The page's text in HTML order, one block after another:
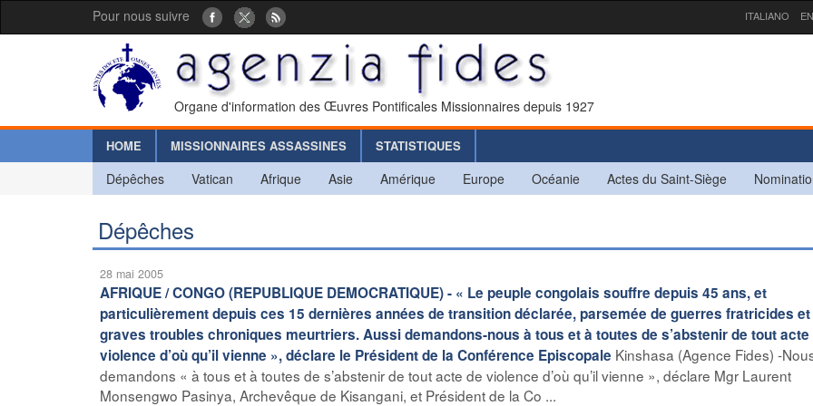
Pour nous suivre ITALIANO
Organe d'information des Œuvres Pontificales Missionnaires depuis 1927
HOME MISSIONNAIRES ASSASSINES STATISTIQUES
Dépêches Vatican Afrique Asie Amérique Europe Océanie Actes du Saint-Siège
Dépêches
28 mai 2005
AFRIQUE / CONGO (REPUBLIQUE DEMOCRATIQUE) - « Le peuple congolais souffre depuis 45 ans, et
particulièrement depuis ces 15 dernières années de transition déclarée, parsemée de guerres fratricides et
graves troubles chroniques meurtriers. Aussi demandons-nous à tous et à toutes de s’abstenir de tout acte
violence d’où qu’il vienne », déclare le Président de la Conférence Episcopale Kinshasa (Agence Fides) -
demandons « à tous et à toutes de s’abstenir de tout acte de violence d’où qu’il vienne », déclare Mgr Laurent
Monsengwo Pasinya, Archevêque de Kisangani, et Président de la Co ...